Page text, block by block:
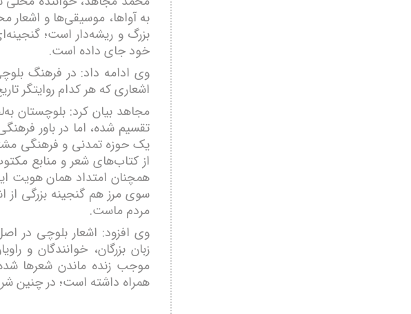
به آواها، موسیقی‌ها و
بزرگ و ریشه‌دار است؛
خود جای داده است.
وی ادامه داد: در فرهنگ
اشعاری که هر کدام روایتگر
مجاهد بیان کرد: بلوچستان
تقسیم شده، اما در باور
یک حوزه تمدنی و فرهنگی
از کتاب‌های شعر و منابع
همچنان امتداد همان هویت
سوی مرز هم گنجینه بزرگی
مردم ماست.
وی افزود: اشعار بلوچی در
زبان بزرگان، خوانندگان و
موجب زنده ماندن شعرها
همراه داشته است؛ در چنین